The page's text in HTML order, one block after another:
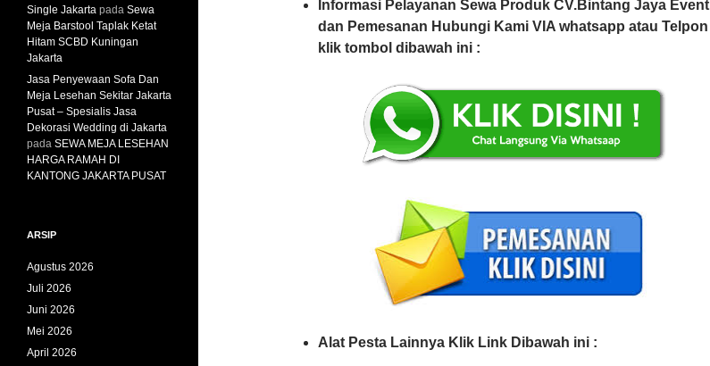
Informasi Pelayanan Sewa Produk CV.Bintang Jaya Event
dan Pemesanan Hubungi Kami VIA whatsapp atau Telpon
klik tombol dibawah ini :
Alat Pesta Lainnya Klik Link Dibawah ini :
Single Jakarta pada Sewa
Meja Barstool Taplak Ketat
Hitam SCBD Kuningan
Jakarta
Jasa Penyewaan Sofa Dan
Meja Lesehan Sekitar Jakarta
Pusat – Spesialis Jasa
Dekorasi Wedding di Jakarta
pada SEWA MEJA LESEHAN
HARGA RAMAH DI
KANTONG JAKARTA PUSAT
ARSIP
Agustus 2026
Juli 2026
Juni 2026
Mei 2026
April 2026